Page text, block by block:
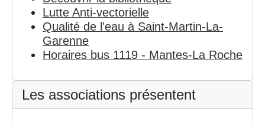
Lutte Anti-vectorielle
Qualité de l'eau à Saint-Martin-La-
Garenne
Horaires bus 1119 - Mantes-La Roche
Les associations présentent